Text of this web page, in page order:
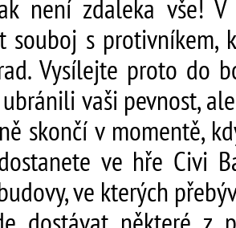
není zdaleka vše!
souboj s protivníkem,
Vysílejte proto do
vaši pevnost,
skončí v momentě,
ve hře Civi
ve kterých